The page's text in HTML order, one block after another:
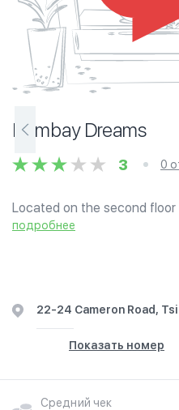
Bombay Dreams
3 0
Located on the second floor
подробнее
22-24 Cameron Road,
Показать номер
Средний чек